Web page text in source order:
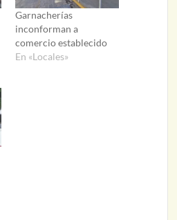
Garnacherías
inconforman a
comercio establecido
En «Locales»